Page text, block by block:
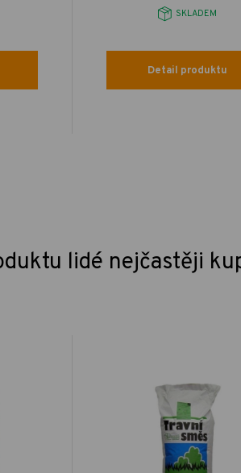
SKLADEM
Detail produktu
lidé nejčastěji